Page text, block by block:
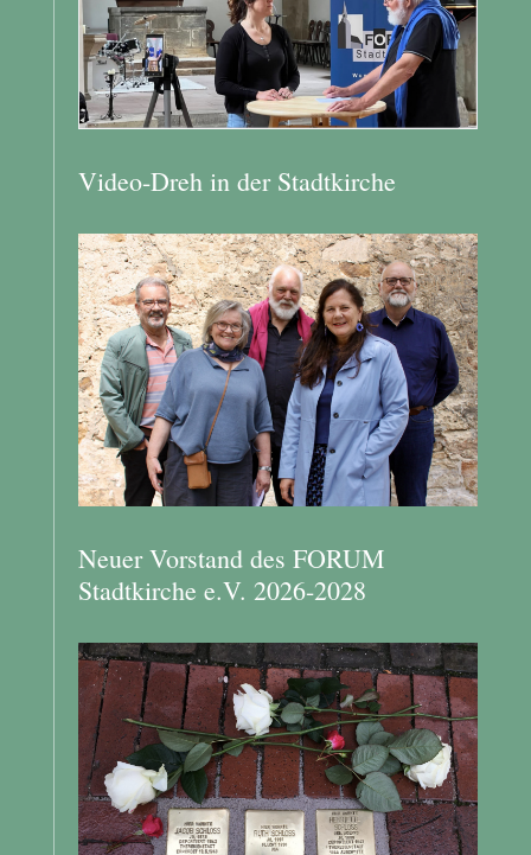
Video-Dreh in der Stadtkirche
Neuer Vorstand des FORUM
Stadtkirche e.V. 2026-2028